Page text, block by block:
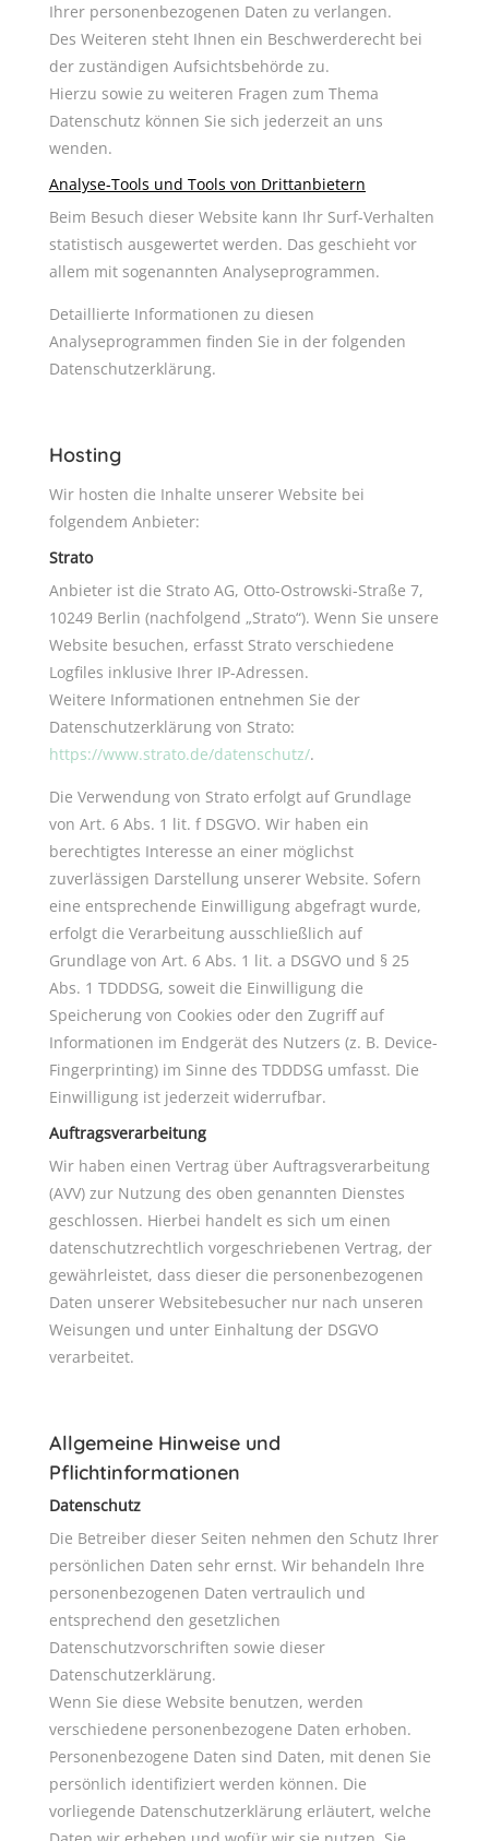
Ihrer personenbezogenen Daten zu verlangen.
Des Weiteren steht Ihnen ein Beschwerderecht bei
der zuständigen Aufsichtsbehörde zu.
Hierzu sowie zu weiteren Fragen zum Thema
Datenschutz können Sie sich jederzeit an uns
wenden.
Analyse-Tools und Tools von Dritt­anbietern
Beim Besuch dieser Website kann Ihr Surf-Verhalten
statistisch ausgewertet werden. Das geschieht vor
allem mit sogenannten Analyseprogrammen.
Detaillierte Informationen zu diesen
Analyseprogrammen finden Sie in der folgenden
Datenschutzerklärung.
Hosting
Wir hosten die Inhalte unserer Website bei
folgendem Anbieter:
Strato
Anbieter ist die Strato AG, Otto-Ostrowski-Straße 7,
10249 Berlin (nachfolgend „Strato“). Wenn Sie unsere
Website besuchen, erfasst Strato verschiedene
Logfiles inklusive Ihrer IP-Adressen.
Weitere Informationen entnehmen Sie der
Datenschutzerklärung von Strato:
https://www.strato.de/datenschutz/.
Die Verwendung von Strato erfolgt auf Grundlage
von Art. 6 Abs. 1 lit. f DSGVO. Wir haben ein
berechtigtes Interesse an einer möglichst
zuverlässigen Darstellung unserer Website. Sofern
eine entsprechende Einwilligung abgefragt wurde,
erfolgt die Verarbeitung ausschließlich auf
Grundlage von Art. 6 Abs. 1 lit. a DSGVO und § 25
Abs. 1 TDDDSG, soweit die Einwilligung die
Speicherung von Cookies oder den Zugriff auf
Informationen im Endgerät des Nutzers (z. B. Device-
Fingerprinting) im Sinne des TDDDSG umfasst. Die
Einwilligung ist jederzeit widerrufbar.
Auftragsverarbeitung
Wir haben einen Vertrag über Auftragsverarbeitung
(AVV) zur Nutzung des oben genannten Dienstes
geschlossen. Hierbei handelt es sich um einen
datenschutzrechtlich vorgeschriebenen Vertrag, der
gewährleistet, dass dieser die personenbezogenen
Daten unserer Websitebesucher nur nach unseren
Weisungen und unter Einhaltung der DSGVO
verarbeitet.
Allgemeine Hinweise und
Pflichtinformationen
Datenschutz
Die Betreiber dieser Seiten nehmen den Schutz Ihrer
persönlichen Daten sehr ernst. Wir behandeln Ihre
personenbezogenen Daten vertraulich und
entsprechend den gesetzlichen
Datenschutzvorschriften sowie dieser
Datenschutzerklärung.
Wenn Sie diese Website benutzen, werden
verschiedene personenbezogene Daten erhoben.
Personenbezogene Daten sind Daten, mit denen Sie
persönlich identifiziert werden können. Die
vorliegende Datenschutzerklärung erläutert, welche